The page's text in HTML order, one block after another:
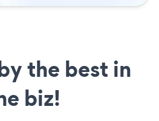
the best in
biz!